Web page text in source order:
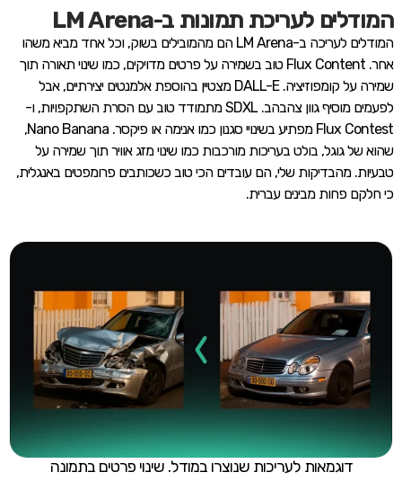
המודלים לעריכת תמונות ב-LM Arena
המודלים לעריכה ב-LM Arena הם מהמובילים בשוק, וכל אחד מביא משהו
אחר. Flux Content טוב בשמירה על פרטים מדויקים, כמו שינוי תאורה תוך
שמירה על קומפוזיציה. DALL-E מצטיין בהוספת אלמנטים יצירתיים, אבל
לפעמים מוסיף גוון צהבהב. SDXL מתמודד טוב עם הסרת השתקפויות, ו-
Flux Contest מפתיע בשינויי סגנון כמו אנימה או פיקסר. Nano Banana,
שהוא של גוגל, בולט בעריכות מורכבות כמו שינוי מזג אוויר תוך שמירה על
טבעיות. מהבדיקות שלי, הם עובדים הכי טוב כשכותבים פרומפטים באנגלית,
כי חלקם פחות מבינים עברית.
דוגמאות לעריכות שנוצרו במודל. שינוי פרטים בתמונה